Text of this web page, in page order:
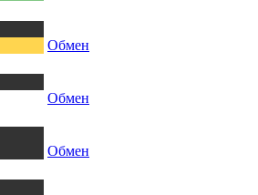
Обмен
Обмен
Обмен